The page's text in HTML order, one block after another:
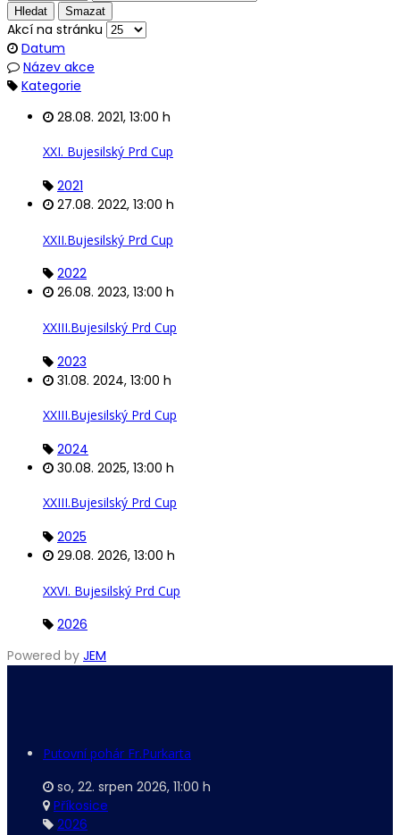
Hledat Smazat
Akcí na stránku
Datum
Název akce
Kategorie
28.08. 2021, 13:00 h
XXI. Bujesilský Prd Cup
2021
27.08. 2022, 13:00 h
XXII.Bujesilský Prd Cup
2022
26.08. 2023, 13:00 h
XXIII.Bujesilský Prd Cup
2023
31.08. 2024, 13:00 h
XXIII.Bujesilský Prd Cup
2024
30.08. 2025, 13:00 h
XXIII.Bujesilský Prd Cup
2025
29.08. 2026, 13:00 h
XXVI. Bujesilský Prd Cup
2026
Powered by JEM
Putovní pohár Fr.Purkarta
so, 22. srpen 2026, 11:00 h
Příkosice
2026